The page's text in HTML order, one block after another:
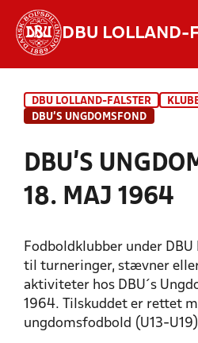
DBU LOLLAND-
HOLD
DBU LOLLAND-FALSTER
DBU'S UNGDOMSFOND
DBU'S
18. MAJ 1964
Fodboldklubber under
til turneringer, stævner
aktiviteter hos DBU´s
1964. Tilskuddet er rettet
ungdomsfodbold (U13-